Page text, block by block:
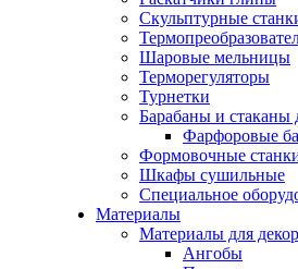
Скульптурные
Шаровые мельницы
Терморегуляторы
Турнетки
Барабаны и стаканы
Фарфоровые
Формовочные
Шкафы сушильные
Специальное
Материалы
Материалы для
Ангобы